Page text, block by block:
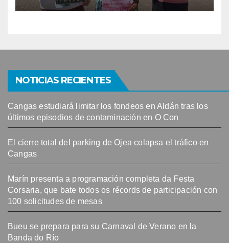
NOTICIAS RECIENTES
Cangas estudiará limitar los fondeos en Aldán tras los
últimos episodios de contaminación en O Con
El cierre total del parking de Ojea colapsa el tráfico en
Cangas
Marín presenta a programación completa da Festa
Corsaria, que bate todos os récords de participación con
100 solicitudes de mesas
Bueu se prepara para su Carnaval de Verano en la
Banda do Río